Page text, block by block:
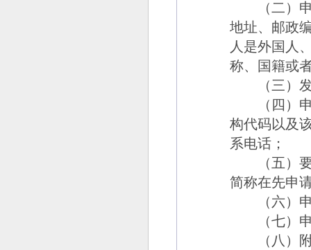
（二）申
地址、邮政
人是外国人
称、国籍或
（三）发
（四）申
构代码以及
系电话；
（五）要
简称在先申
（六）申
（七）申
（八）附